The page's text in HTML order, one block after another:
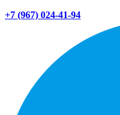
+7 (967) 024-41-94